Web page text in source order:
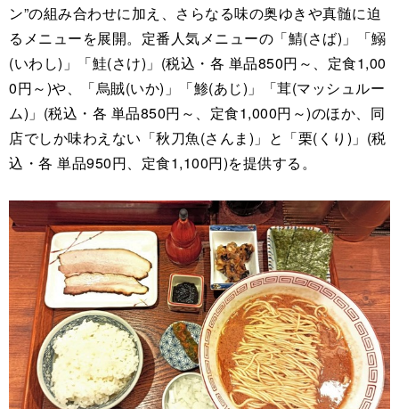
ン”の組み合わせに加え、さらなる味の奥ゆきや真髄に迫
るメニューを展開。定番人気メニューの「鯖(さば)」「鰯
(いわし)」「鮭(さけ)」(税込・各 単品850円～、定食1,00
0円～)や、「烏賊(いか)」「鯵(あじ)」「茸(マッシュルー
ム)」(税込・各 単品850円～、定食1,000円～)のほか、同
店でしか味わえない「秋刀魚(さんま)」と「栗(くり)」(税
込・各 単品950円、定食1,100円)を提供する。